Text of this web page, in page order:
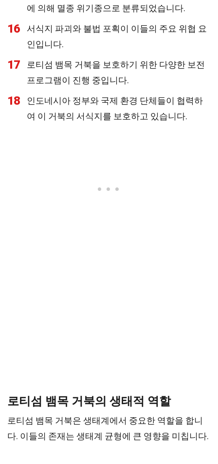
에 의해 멸종 위기종으로 분류되었습니다.
16
서식지 파괴와 불법 포획이 이들의 주요 위협 요
인입니다.
17
로티섬 뱀목 거북을 보호하기 위한 다양한 보전
프로그램이 진행 중입니다.
18
인도네시아 정부와 국제 환경 단체들이 협력하
여 이 거북의 서식지를 보호하고 있습니다.
로티섬 뱀목 거북의 생태적 역할
로티섬 뱀목 거북은 생태계에서 중요한 역할을 합니
다. 이들의 존재는 생태계 균형에 큰 영향을 미칩니다.